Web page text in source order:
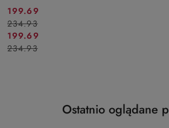
Cena
promocyjna:
199.69
Cena
przed
promocją:
234.93
Cena
promocyjna:
199.69
Cena
przed
234.93
Pomiń karuzelę produktów
Produkty
Ostatnio oglądane